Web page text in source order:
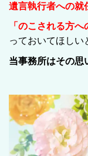
遺言執行者への就
「のこされる方
っておいてほしい
当事務所はその思